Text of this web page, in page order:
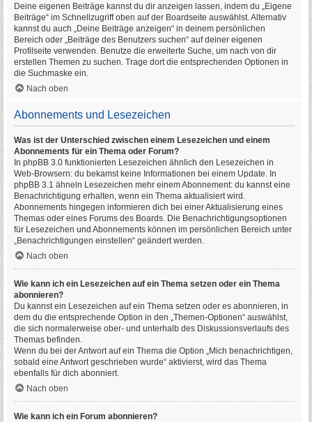
Deine eigenen Beiträge kannst du dir anzeigen lassen, indem du „Eigene
Beiträge“ im Schnellzugriff oben auf der Boardseite auswählst. Alternativ
kannst du auch „Deine Beiträge anzeigen“ in deinem persönlichen
Bereich oder „Beiträge des Benutzers suchen“ auf deiner eigenen
Profilseite verwenden. Benutze die erweiterte Suche, um nach von dir
erstellen Themen zu suchen. Trage dort die entsprechenden Optionen in
die Suchmaske ein.
Nach oben
Abonnements und Lesezeichen
Was ist der Unterschied zwischen einem Lesezeichen und einem
Abonnements für ein Thema oder Forum?
In phpBB 3.0 funktionierten Lesezeichen ähnlich den Lesezeichen in
Web-Browsern: du bekamst keine Informationen bei einem Update. In
phpBB 3.1 ähneln Lesezeichen mehr einem Abonnement: du kannst eine
Benachrichtigung erhalten, wenn ein Thema aktualisiert wird.
Abonnements hingegen informieren dich bei einer Aktualisierung eines
Themas oder eines Forums des Boards. Die Benachrichtigungsoptionen
für Lesezeichen und Abonnements können im persönlichen Bereich unter
„Benachrichtigungen einstellen“ geändert werden.
Nach oben
Wie kann ich ein Lesezeichen auf ein Thema setzen oder ein Thema
abonnieren?
Du kannst ein Lesezeichen auf ein Thema setzen oder es abonnieren, in
dem du die entsprechende Option in den „Themen-Optionen“ auswählst,
die sich normalerweise ober- und unterhalb des Diskussionsverlaufs des
Themas befinden.
Wenn du bei der Antwort auf ein Thema die Option „Mich benachrichtigen,
sobald eine Antwort geschrieben wurde“ aktivierst, wird das Thema
ebenfalls für dich abonniert.
Nach oben
Wie kann ich ein Forum abonnieren?